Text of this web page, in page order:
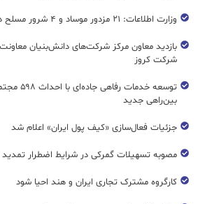
وزارت اطلاعات: ۲۱ مزدور موساد و ۴ شرور مسلح در کرمان بازداشت شدند
بازدید معاون مرکز شرکت‌های دانش‌بنیان
شرکت کروز
توسعه
بین‌راهی جدید
جزئیات فعال‌سازی «کیف پول ایران» اعلام شد
مصوبه تسهیلات گمرکی در شرایط اضطرار
کارگروه مشترک تجاری ایران و هند احیا شود